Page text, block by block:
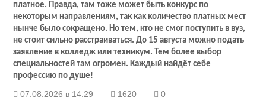
платное. Правда, там тоже может быть конкурс по
некоторым направлениям, так как количество платных мест
нынче было сокращено. Но тем, кто не смог поступить в вуз,
не стоит сильно расстраиваться. До 15 августа можно подать
заявление в колледж или техникум. Тем более выбор
специальностей там огромен. Каждый найдёт себе
профессию по душе!
07.08.2026 в 14:29 1620 0